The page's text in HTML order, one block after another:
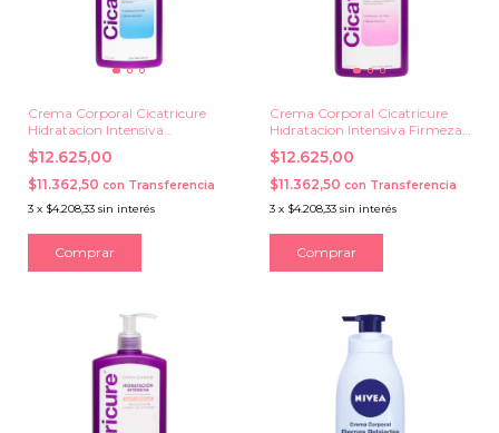
Crema Corporal Cicatricure
Hidratacion Intensiva
Reparacion x 400 ml.
$12.625,00
$11.362,50 con Transferencia
3 x $4.208,33 sin interés
Crema Corporal Cicatricure
Hidratacion Intensiva Firmeza
x 400 ml.
$12.625,00
$11.362,50 con Transferencia
3 x $4.208,33 sin interés